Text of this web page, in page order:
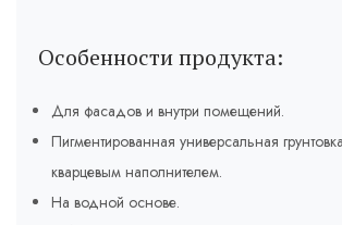
Особенности продукта:
Для фасадов и внутри помещений.
Пигментированная универсальная
кварцевым наполнителем.
На водной основе.